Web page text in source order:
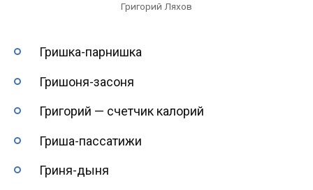
Григорий Ляхов
Гришка-парнишка
Гришоня-засоня
Григорий — счетчик калорий
Гриша-пассатижи
Гриня-дыня